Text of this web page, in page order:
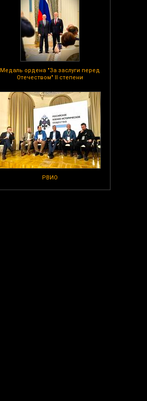
Медаль ордена "За заслуги перед
Отечеством" II степени
РВИО